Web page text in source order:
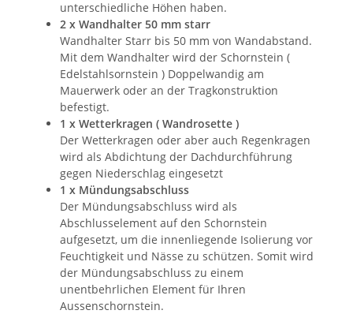
unterschiedliche Höhen haben.
2 x Wandhalter 50 mm starr
Wandhalter Starr bis 50 mm von Wandabstand.
Mit dem Wandhalter wird der Schornstein (
Edelstahlsornstein ) Doppelwandig am
Mauerwerk oder an der Tragkonstruktion
befestigt.
1 x Wetterkragen ( Wandrosette )
Der Wetterkragen oder aber auch Regenkragen
wird als Abdichtung der Dachdurchführung
gegen Niederschlag eingesetzt
1 x Mündungsabschluss
Der Mündungsabschluss wird als
Abschlusselement auf den Schornstein
aufgesetzt, um die innenliegende Isolierung vor
Feuchtigkeit und Nässe zu schützen. Somit wird
der Mündungsabschluss zu einem
unentbehrlichen Element für Ihren
Aussenschornstein.